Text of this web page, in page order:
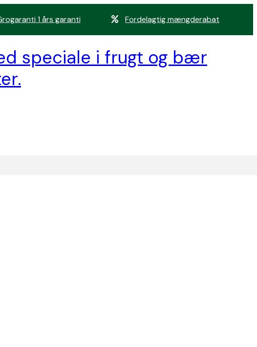
1 års garanti Fordelagtig mængderabat
speciale i frugt og bær